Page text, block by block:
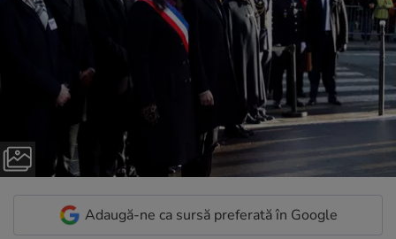
Adaugă-ne ca sursă preferată în Google